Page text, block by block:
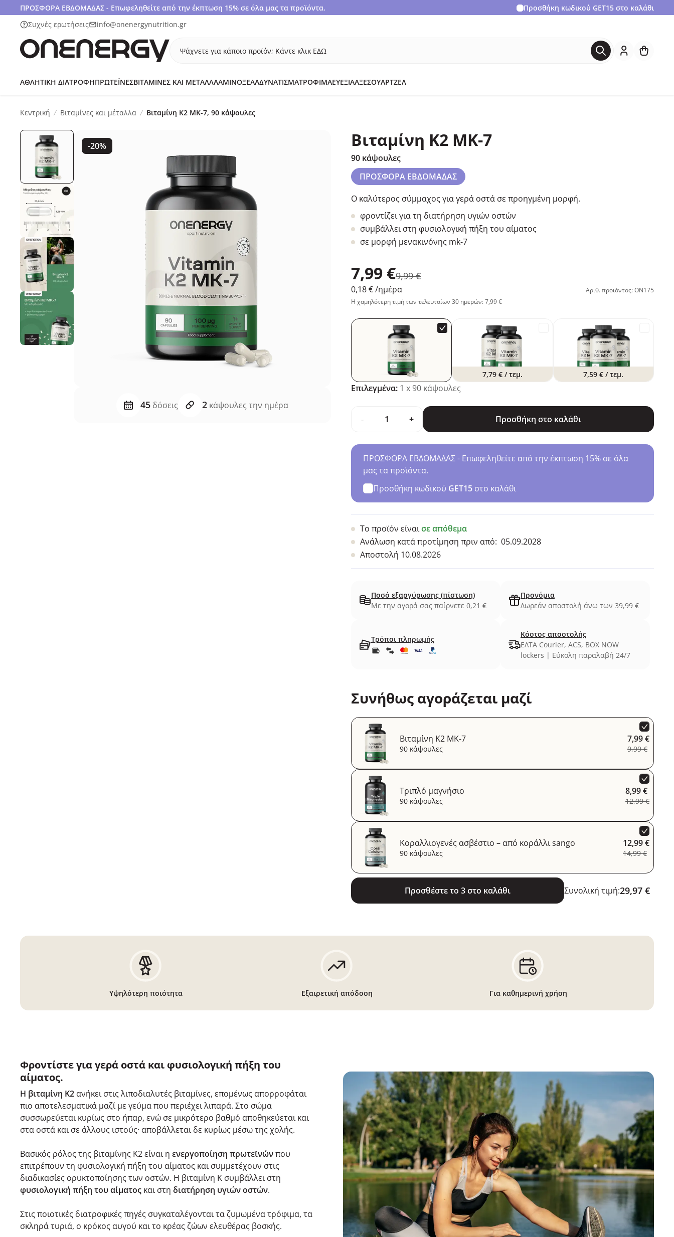
ΠΡΟΣΦΟΡΑ ΕΒΔΟΜΑΔΑΣ - Επωφεληθείτε από την έκπτωση 15% σε όλα μας τα προϊόντα. Προσθήκη κωδικού GET15 στο καλάθι
Συχνές ερωτήσεις
info@onenergynutrition.gr
Ψάχνετε για κάποιο προϊόν; Κάντε κλικ ΕΔΩ
ΑΘΛΗΤΙΚΉ ΔΙΑΤΡΟΦΉΠΡΩΤΕΪ́ΝΕΣΒΙΤΑΜΊΝΕΣ ΚΑΙ ΜΈΤΑΛΛΑΑΜΙΝΟΞΈΑΑΔΥΝΆΤΙΣΜΑΤΡΌΦΙΜΑΕΥΕΞΊΑΑΞΕΣΟΥΆΡΤΖΕΛ
Κεντρική Βιταμίνες και μέταλλα Βιταμίνη K2 MK-7, 90 κάψουλες
-20%
45 δόσεις 2 κάψουλες την ημέρα
Βιταμίνη K2 MK-7
90 κάψουλες
ΠΡΟΣΦΟΡΑ ΕΒΔΟΜΑΔΑΣ
Ο καλύτερος σύμμαχος για γερά οστά σε προηγμένη μορφή.
φροντίζει για τη διατήρηση υγιών οστών
συμβάλλει στη φυσιολογική πήξη του αίματος
σε μορφή μενακινόνης mk-7
7,99 €9,99 €
0,18 €/ημέρα
Αριθ. προϊόντος: ON175
Η χαμηλότερη τιμή των τελευταίων 30 ημερών: 7,99 €
7,79 € / τεμ. 7,59 €/ τεμ.
Επιλεγμένα: 1 x 90 κάψουλες
+ Προσθήκη στο καλάθι
ΠΡΟΣΦΟΡΑ ΕΒΔΟΜΑΔΑΣ - Επωφεληθείτε από την έκπτωση 15% σε όλα
μας τα προϊόντα.
Προσθήκη κωδικού GET15 στο καλάθι
Το προϊόν είναισε απόθεμα
Ανάλωση κατά προτίμηση πριν από: 05.09.2028
Αποστολή 10.08.2026
Ποσό εξαργύρωσης (πίστωση)
Με την αγορά σας παίρνετε 0,21 €
Προνόμια
Δωρεάν αποστολή άνω των 39,99 €
Τρόποι πληρωμής
Κόστος αποστολής
ΕΛΤΑ Courier, ACS, BOX NOW
lockers | Εύκολη παραλαβή 24/7
Συνήθως αγοράζεται μαζί
Βιταμίνη K2 MK-7
90 κάψουλες
7,99 €
9,99 €
Τριπλό μαγνήσιο
90 κάψουλες
8,99 €
12,99 €
Κοραλλιογενές ασβέστιο – από κοράλλι sango
90 κάψουλες
12,99 €
14,99 €
Προσθέστε το 3 στο καλάθι Συνολική τιμή:29,97 €
Υψηλότερη ποιότητα Εξαιρετική απόδοση Για καθημερινή χρήση
Φροντίστε για γερά οστά και φυσιολογική πήξη του
αίματος.
Η βιταμίνη K2 ανήκει στις λιποδιαλυτές βιταμίνες, επομένως απορροφάται
πιο αποτελεσματικά μαζί με γεύμα που περιέχει λιπαρά. Στο σώμα
συσσωρεύεται κυρίως στο ήπαρ, ενώ σε μικρότερο βαθμό αποθηκεύεται και
στα οστά και σε άλλους ιστούς· αποβάλλεται δε κυρίως μέσω της χολής.
Βασικός ρόλος της βιταμίνης K2 είναι η ενεργοποίηση πρωτεϊνώνπου
επιτρέπουν τη φυσιολογική πήξη του αίματος και συμμετέχουν στις
διαδικασίες ορυκτοποίησης των οστών. Η βιταμίνη K συμβάλλει στη
φυσιολογική πήξη του αίματος και στη διατήρηση υγιών οστών.
Στις ποιοτικές διατροφικές πηγές συγκαταλέγονται τα ζυμωμένα τρόφιμα, τα
σκληρά τυριά, ο κρόκος αυγού και το κρέας ζώων ελευθέρας βοσκής.